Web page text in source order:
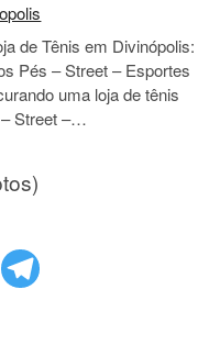
de Tênis em Divinópolis:
Pés – Street – Esportes
uma loja de tênis
Street –…